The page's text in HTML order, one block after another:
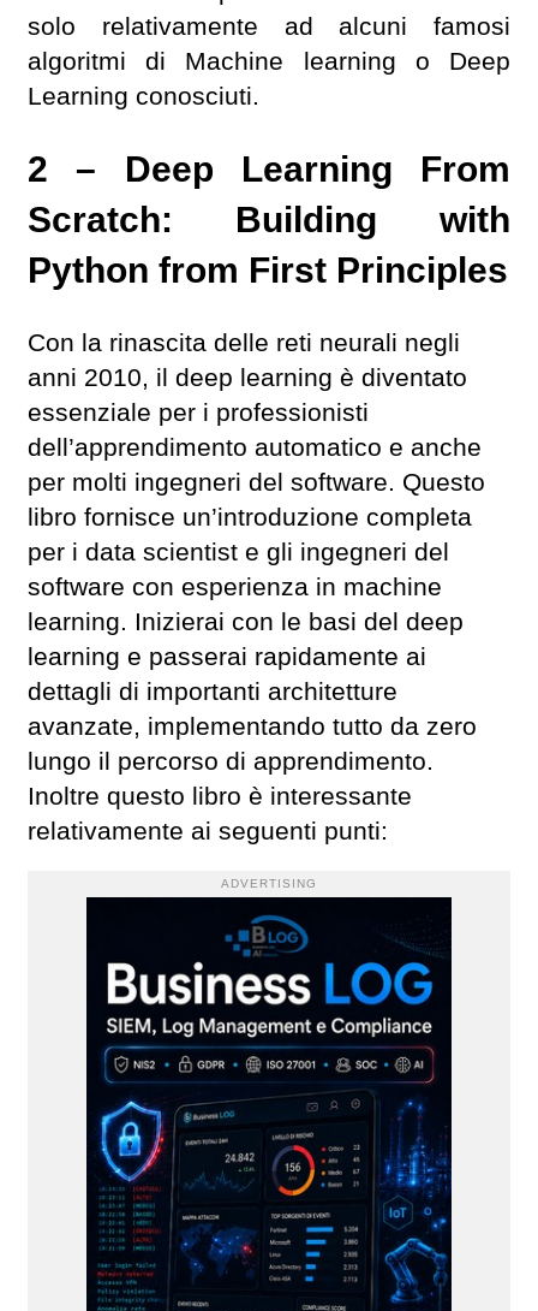
solo relativamente ad alcuni famosi
algoritmi di Machine learning o Deep
Learning conosciuti.
2 – Deep Learning From
Scratch: Building with
Python from First Principles
Con la rinascita delle reti neurali negli
anni 2010, il deep learning è diventato
essenziale per i professionisti
dell’apprendimento automatico e anche
per molti ingegneri del software. Questo
libro fornisce un’introduzione completa
per i data scientist e gli ingegneri del
software con esperienza in machine
learning. Inizierai con le basi del deep
learning e passerai rapidamente ai
dettagli di importanti architetture
avanzate, implementando tutto da zero
lungo il percorso di apprendimento.
Inoltre questo libro è interessante
relativamente ai seguenti punti:
ADVERTISING